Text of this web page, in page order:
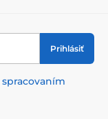
Prihlásiť
spracovaním